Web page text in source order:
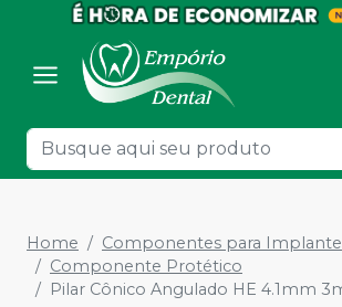
Home
Componentes para Implante
Componente Protético
Pilar Cônico Angulado HE 4.1mm